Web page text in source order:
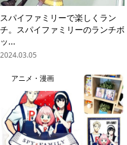
スパイファミリーで楽しくラン
チ。スパイファミリーのランチボ
ッ...
2024.03.05
アニメ・漫画